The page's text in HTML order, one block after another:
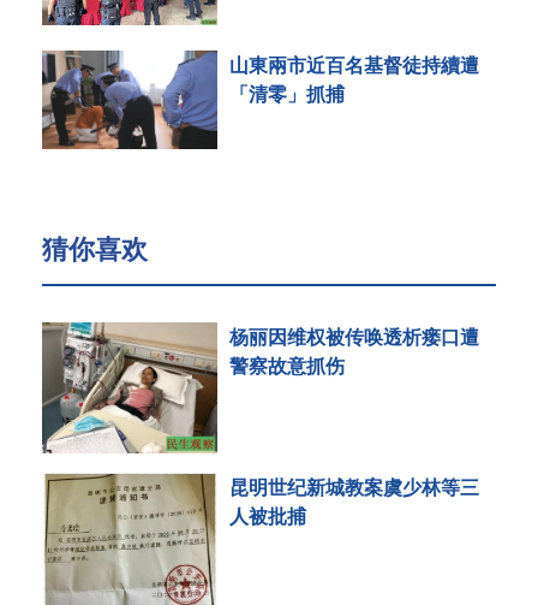
山東兩市近百名基督徒持續遭
「清零」抓捕
猜你喜欢
杨丽因维权被传唤透析瘘口遭
警察故意抓伤
昆明世纪新城教案虞少林等三
人被批捕